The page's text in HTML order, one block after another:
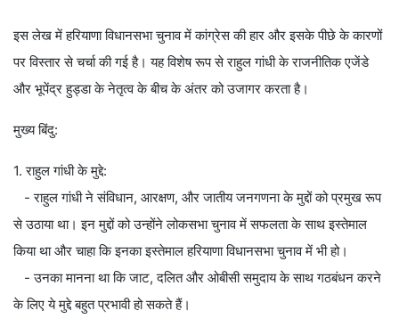
इस लेख में हरियाणा विधानसभा चुनाव में कांग्रेस की हार और इसके पीछे के कारणों
पर विस्तार से चर्चा की गई है। यह विशेष रूप से राहुल गांधी के राजनीतिक एजेंडे
और भूपेंद्र हुड्डा के नेतृत्व के बीच के अंतर को उजागर करता है।
मुख्य बिंदु:
1. राहुल गांधी के मुद्दे:
- राहुल गांधी ने संविधान, आरक्षण, और जातीय जनगणना के मुद्दों को प्रमुख रूप
से उठाया था। इन मुद्दों को उन्होंने लोकसभा चुनाव में सफलता के साथ इस्तेमाल
किया था और चाहा कि इनका इस्तेमाल हरियाणा विधानसभा चुनाव में भी हो।
- उनका मानना था कि जाट, दलित और ओबीसी समुदाय के साथ गठबंधन करने
के लिए ये मुद्दे बहुत प्रभावी हो सकते हैं।